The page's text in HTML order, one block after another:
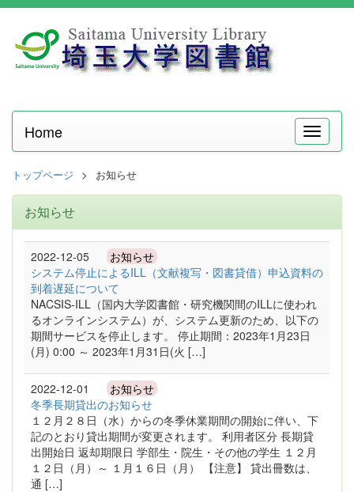
メ
ニ
Home
トップページ お知らせ
お知らせ
2022-12-05 お知らせ
システム停止によるILL（文献複写・図書貸借）申込資料の
到着遅延について
NACSIS-ILL（国内大学図書館・研究機関間のILLに使われ
るオンラインシステム）が、システム更新のため、以下の
期間サービスを停止します。 停止期間：2023年1月23日
(月) 0:00 ～ 2023年1月31日(火 […]
2022-12-01 お知らせ
冬季長期貸出のお知らせ
１２月２８日（水）からの冬季休業期間の開始に伴い、下
記のとおり貸出期間が変更されます。 利用者区分 長期貸
出開始日 返却期限日 学部生・院生・その他の学生 １２月
１２日（月）～ １月１６日（月） 【注意】 貸出冊数は、
通 […]